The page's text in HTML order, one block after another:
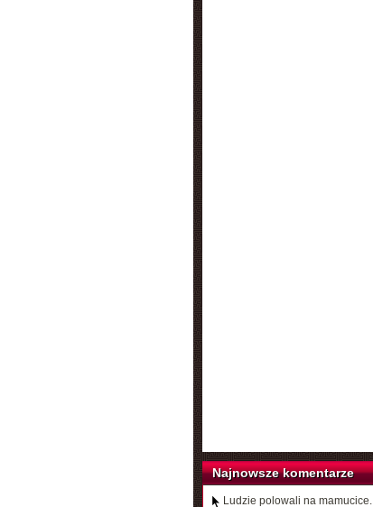
Najnowsze komentarze
Ludzie polowali na mamucice.